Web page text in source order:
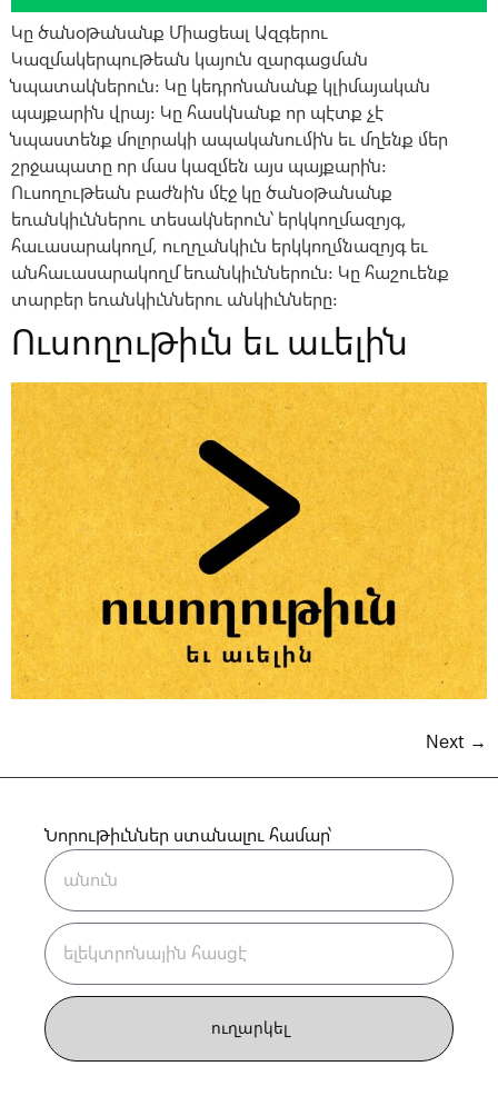
Կը ծանօթանանք Միացեալ Ազգերու
Կազմակերպութեան կայուն զարգացման
նպատակներուն: Կը կեդրոնանանք կլիմայական
պայքարին վրայ: Կը հասկնանք որ պէտք չէ
նպաստենք մոլորակի ապականումին եւ մղենք մեր
շրջապատը որ մաս կազմեն այս պայքարին:
Ուսողութեան բաժնին մէջ կը ծանօթանանք
եռանկիւններու տեսակներուն՝ երկկողմազոյգ,
հաւասարակողմ, ուղղանկիւն երկկողմնազոյգ եւ
անհաւասարակողմ եռանկիւններուն: Կը հաշուենք
տարբեր եռանկիւններու անկիւնները:
Ուսողութիւն եւ աւելին
Next →
Նորութիւններ ստանալու համար՝
ուղարկել